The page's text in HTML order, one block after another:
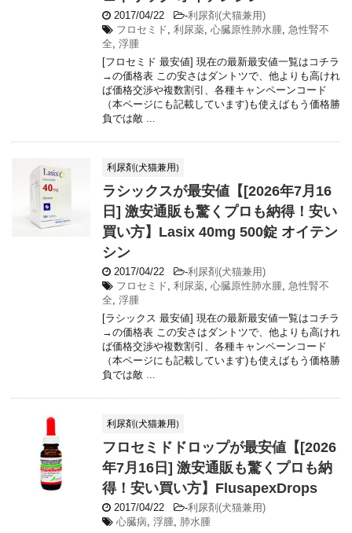
2017/04/22 -利尿剤(犬猫兼用)
フロセミド, 利尿薬, 心臓原性肺水腫, 急性腎不
全, 浮腫
[フロセミド 最安値] 現在の最新最安値一覧はコチラ
→の価格表 この安さはダントツで、他よりも高けれ
ば価格交渉や複数割引、各種キャンペーンコード
（本ページにも記載しています)も使えばもう価格勝
負では敵 ...
利尿剤(犬猫兼用)
ラシックスが最安値【[2026年7月16
日] 激安通販も驚くプロも納得！安い
買い方】Lasix 40mg 500錠 オイテン
シン
2017/04/22 -利尿剤(犬猫兼用)
フロセミド, 利尿薬, 心臓原性肺水腫, 急性腎不
全, 浮腫
[ラシックス 最安値] 現在の最新最安値一覧はコチラ
→の価格表 この安さはダントツで、他よりも高けれ
ば価格交渉や複数割引、各種キャンペーンコード
（本ページにも記載しています)も使えばもう価格勝
負では敵 ...
利尿剤(犬猫兼用)
フロセミドドロップが最安値【[2026
年7月16日] 激安通販も驚くプロも納
得！安い買い方】FlusapexDrops
2017/04/22 -利尿剤(犬猫兼用)
心臓病, 浮腫, 肺水腫